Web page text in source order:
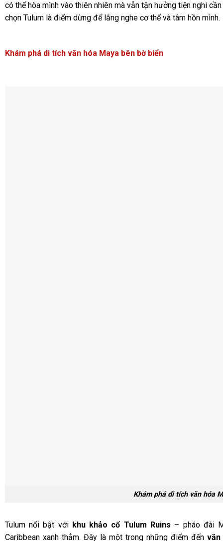
có thể hòa mình vào thiên nhiên mà vẫn tận hưởng tiện nghi
chọn Tulum là điểm dừng để lắng nghe cơ thể và tâm hồn mình.
Khám phá di tích văn hóa Maya bên bờ biển
Khám phá di tích văn hóa
Tulum nổi bật với khu khảo cổ Tulum Ruins – pháo đài
Caribbean xanh thẳm. Đây là một trong những điểm đến